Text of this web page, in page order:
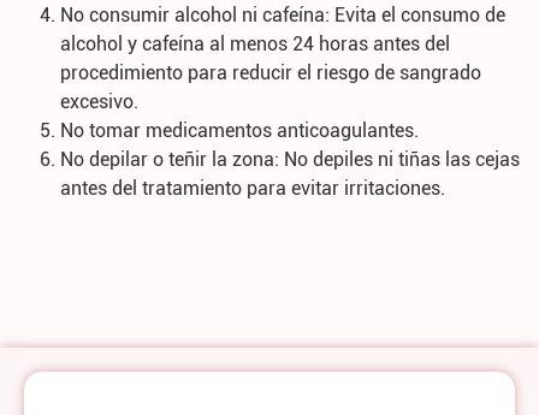
No consumir alcohol ni cafeína: Evita el consumo de
alcohol y cafeína al menos 24 horas antes del
procedimiento para reducir el riesgo de sangrado
excesivo.
No tomar medicamentos anticoagulantes.
No depilar o teñir la zona: No depiles ni tiñas las cejas
antes del tratamiento para evitar irritaciones.